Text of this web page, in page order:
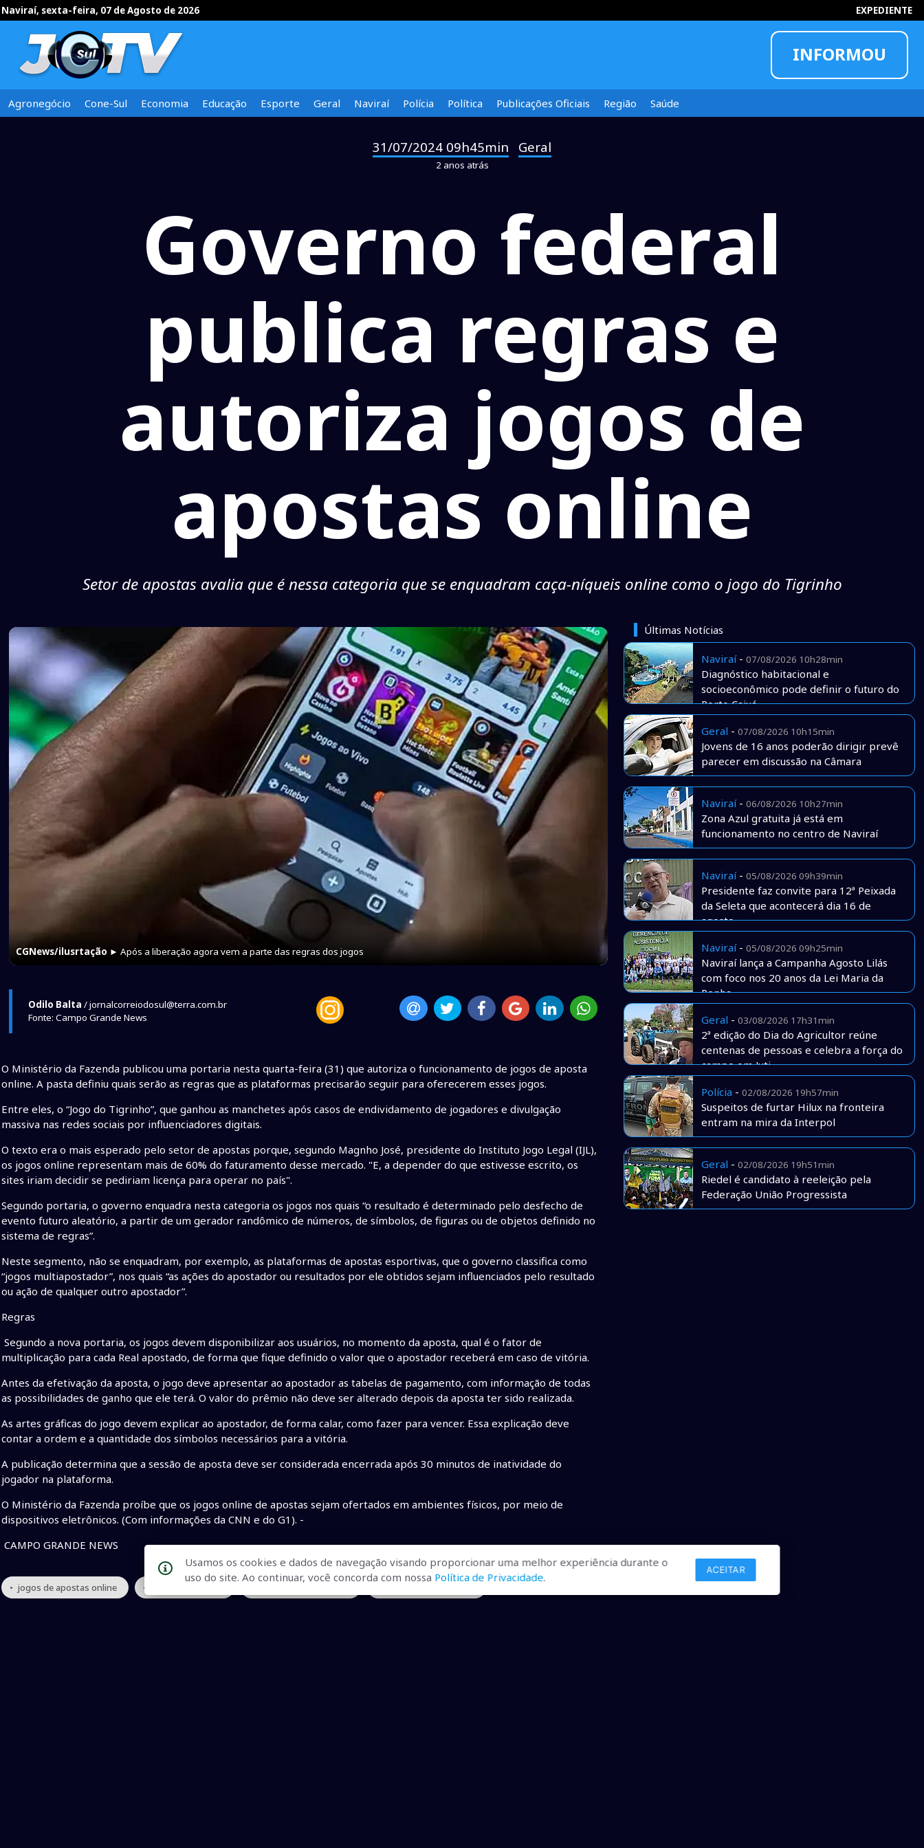
Naviraí, sexta-feira, 07 de Agosto de 2026 EXPEDIENTE
INFORMOU
Agronegócio Cone-Sul Economia Educação Esporte Geral Naviraí Polícia Política Publicações Oficiais Região Saúde
31/07/2024 09h45min Geral
2 anos atrás
Governo federal
publica regras e
autoriza jogos de
apostas online
Setor de apostas avalia que é nessa categoria que se enquadram caça-níqueis online como o jogo do Tigrinho
CGNews/ilusrtação ► Após a liberação agora vem a parte das regras dos jogos
Odilo Balta / jornalcorreiodosul@terra.com.br
Fonte: Campo Grande News
O Ministério da Fazenda publicou uma portaria nesta quarta-feira (31) que autoriza o funcionamento de jogos de aposta
online. A pasta definiu quais serão as regras que as plataformas precisarão seguir para oferecerem esses jogos.
Entre eles, o “Jogo do Tigrinho”, que ganhou as manchetes após casos de endividamento de jogadores e divulgação
massiva nas redes sociais por influenciadores digitais.
O texto era o mais esperado pelo setor de apostas porque, segundo Magnho José, presidente do Instituto Jogo Legal (IJL),
os jogos online representam mais de 60% do faturamento desse mercado. "E, a depender do que estivesse escrito, os
sites iriam decidir se pediriam licença para operar no país".
Segundo portaria, o governo enquadra nesta categoria os jogos nos quais “o resultado é determinado pelo desfecho de
evento futuro aleatório, a partir de um gerador randômico de números, de símbolos, de figuras ou de objetos definido no
sistema de regras”.
Neste segmento, não se enquadram, por exemplo, as plataformas de apostas esportivas, que o governo classifica como
“jogos multiapostador”, nos quais “as ações do apostador ou resultados por ele obtidos sejam influenciados pelo resultado
ou ação de qualquer outro apostador”.
Regras
Segundo a nova portaria, os jogos devem disponibilizar aos usuários, no momento da aposta, qual é o fator de
multiplicação para cada Real apostado, de forma que fique definido o valor que o apostador receberá em caso de vitória.
Antes da efetivação da aposta, o jogo deve apresentar ao apostador as tabelas de pagamento, com informação de todas
as possibilidades de ganho que ele terá. O valor do prêmio não deve ser alterado depois da aposta ter sido realizada.
As artes gráficas do jogo devem explicar ao apostador, de forma calar, como fazer para vencer. Essa explicação deve
contar a ordem e a quantidade dos símbolos necessários para a vitória.
A publicação determina que a sessão de aposta deve ser considerada encerrada após 30 minutos de inatividade do
jogador na plataforma.
O Ministério da Fazenda proíbe que os jogos online de apostas sejam ofertados em ambientes físicos, por meio de
dispositivos eletrônicos. (Com informações da CNN e do G1). -
CAMPO GRANDE NEWS
• jogos de apostas online • jogos de apostas
Últimas Notícias
Naviraí- 07/08/2026 10h28min
Diagnóstico habitacional e
socioeconômico pode definir o futuro do
Porto Caiuá
Geral - 07/08/2026 10h15min
Jovens de 16 anos poderão dirigir prevê
parecer em discussão na Câmara
Naviraí- 06/08/2026 10h27min
Zona Azul gratuita já está em
funcionamento no centro de Naviraí
Naviraí- 05/08/2026 09h39min
Presidente faz convite para 12ª Peixada
da Seleta que acontecerá dia 16 de
agosto
Naviraí- 05/08/2026 09h25min
Naviraí lança a Campanha Agosto Lilás
com foco nos 20 anos da Lei Maria da
Penha
Geral - 03/08/2026 17h31min
2ª edição do Dia do Agricultor reúne
centenas de pessoas e celebra a força do
campo em Juti
Polícia - 02/08/2026 19h57min
Suspeitos de furtar Hilux na fronteira
entram na mira da Interpol
Geral - 02/08/2026 19h51min
Riedel é candidato à reeleição pela
Federação União Progressista
Usamos os cookies e dados de navegação visando proporcionar uma melhor experiência durante o
uso do site. Ao continuar, você concorda com nossa Política de Privacidade.
ACEITAR